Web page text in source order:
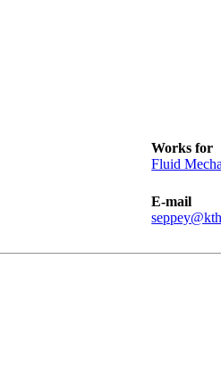
Works for
Fluid
E-mail